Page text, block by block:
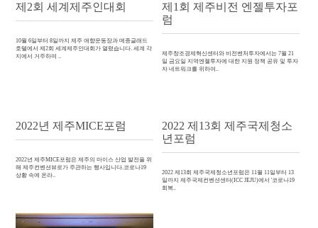
제2회 세계제주인대회
10월 6일부터 8일까지 제주 애향운동장과 메종글래드
호텔에서 제2회 세계제주인대회가 열렸습니다. 세계 각
지에서 거주하며 ..
제1회 제주비전 엔젤투자포
럼
제주창조경제혁신센터와 비전벤처투자에서는 7월 21
일 금요일 지역엔젤투자에 대한 지원 정책 공유 및 투자
자 네트워크를 위하여..
2022년 제주MICE포럼
2022년 제주MICE포럼은 제주의 마이스 산업 발전을 위
해 제주컨벤션뷰로가 주관하는 행사입니다.코로나19
상황 속에 온라..
2022 제13회 제주국제청소
년포럼
2022 제13회 제주국제청소년포럼은 11월 11일부터 13
일까지 제주국제컨벤션센터(ICC JEJU)에서 '코로나19
회복..